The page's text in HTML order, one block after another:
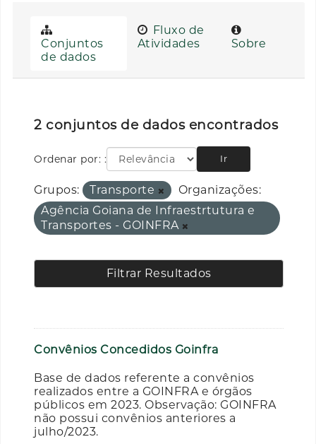
Conjuntos
de dados
Fluxo de
Atividades
Sobre
2 conjuntos de dados encontrados
Ordenar por: Ir
Grupos: Transporte
Organizações:
Agência Goiana de Infraestrtutura e
Transportes - GOINFRA
Filtrar Resultados
Convênios Concedidos Goinfra
Base de dados referente a convênios
realizados entre a GOINFRA e órgãos
públicos em 2023. Observação: GOINFRA
não possui convênios anteriores a
julho/2023.